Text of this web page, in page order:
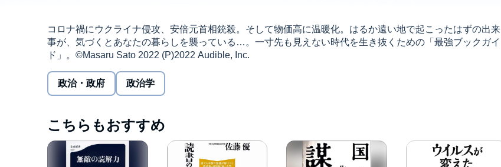
コロナ禍にウクライナ侵攻、安倍元首相銃殺。そして物価高に温暖化。はるか遠い地で起こったはずの出来
事が、気づくとあなたの暮らしを襲っている…。一寸先も見えない時代を生き抜くための「最強ブックガイ
ド」。©Masaru Sato 2022 (P)2022 Audible, Inc.
政治・政府 政治学
こちらもおすすめ